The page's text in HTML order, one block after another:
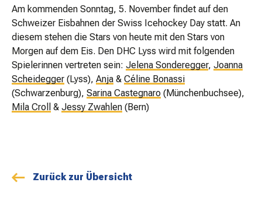
Am kommenden Sonntag, 5. November findet auf den
Schweizer Eisbahnen der Swiss Icehockey Day statt. An
diesem stehen die Stars von heute mit den Stars von
Morgen auf dem Eis. Den DHC Lyss wird mit folgenden
Spielerinnen vertreten sein: Jelena Sonderegger, Joanna
Scheidegger (Lyss), Anja & Céline Bonassi
(Schwarzenburg), Sarina Castegnaro (Münchenbuchsee),
Mila Croll
& Jessy Zwahlen (Bern)
Zurück zur Übersicht